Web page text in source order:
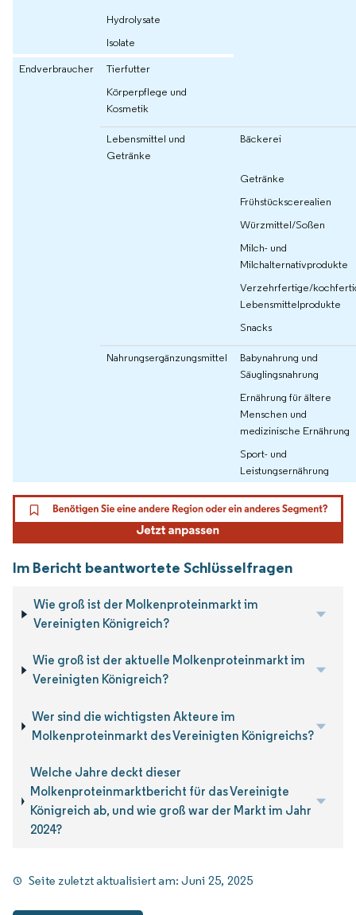
Hydrolysate
Isolate
Endverbraucher
Tierfutter
Körperpflege und
Kosmetik
Lebensmittel und
Getränke
Bäckerei
Getränke
Frühstückscerealien
Würzmittel/Soßen
Milch- und
Milchalternativprodukte
Verzehrfertige/
Lebensmittelprodukte
Snacks
Nahrungsergänzungsmittel
Babynahrung und
Säuglingsnahrung
Ernährung für ältere
Menschen und
medizinische Ernährung
Sport- und
Leistungsernährung
Im Bericht beantwortete Schlüsselfragen
Wie groß ist der Molkenproteinmarkt im
Vereinigten Königreich?
Wie groß ist der aktuelle Molkenproteinmarkt im
Vereinigten Königreich?
Wer sind die wichtigsten Akteure im
Molkenproteinmarkt des Vereinigten Königreichs?
Welche Jahre deckt dieser
Molkenproteinmarktbericht für das Vereinigte
Königreich ab, und wie groß war der Markt im Jahr
2024?
Seite zuletzt aktualisiert am:Juni 25, 2025